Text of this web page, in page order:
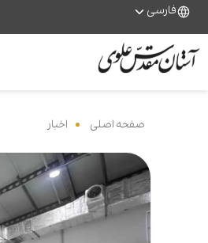
فارسی
صفحه اصلی اخبار